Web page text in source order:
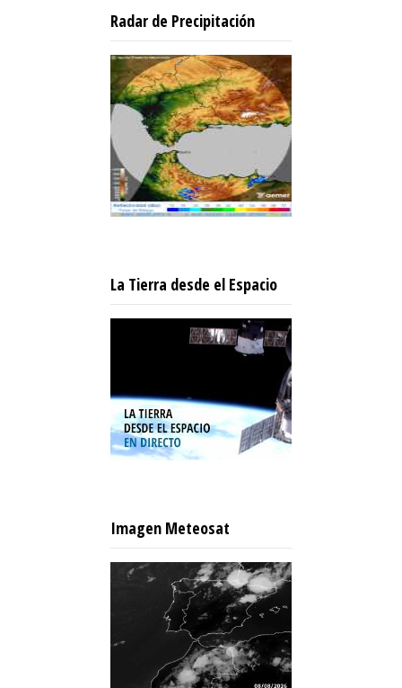
Radar de Precipitación
La Tierra desde el Espacio
Imagen Meteosat